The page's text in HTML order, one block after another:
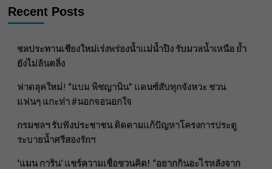
Recent Posts
ชลประทานเชียงใหม่เร่งพร่องน้ำแม่น้ำปิง รับมวลน้ำเหนือ ย้ำ
ยังไม่ล้นตลิ่ง
ฟาดลุคใหม่! “แบม พิชญานิน” แดนซ์สับทุกจังหวะ ชวน
แฟนๆ แกะท่า #นอกจอนอกใจ
กรมชลฯ รับฟังประชาชน ติดตามแก้ปัญหาโครงการประตู
ระบายน้ำศรีสองรักฯ
‘แมน การิน’ แชร์ความเชื่อชวนคิด! “อยากกินอะไรหลังจาก